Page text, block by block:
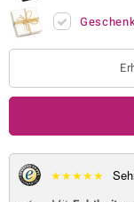
Collection
BY DE MELO
★★★★★